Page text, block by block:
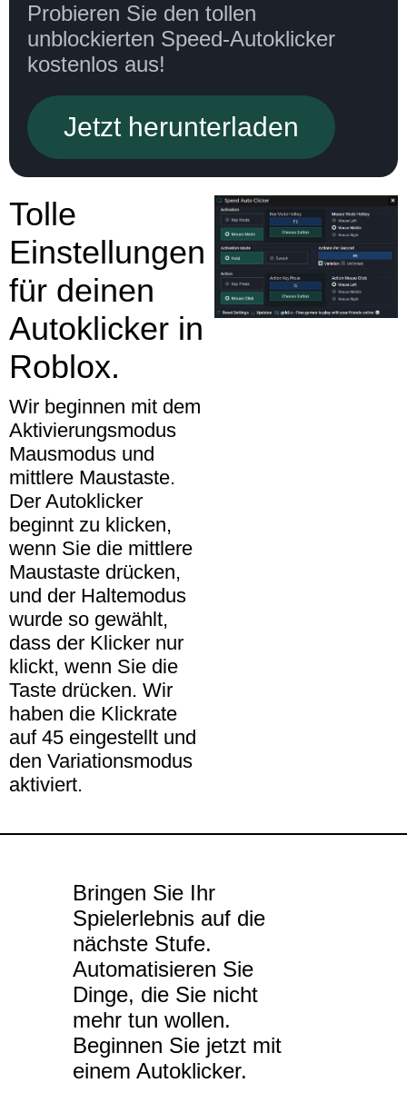
Probieren Sie den tollen
unblockierten Speed-Autoklicker
kostenlos aus!
Jetzt herunterladen
Tolle
Einstellungen
für deinen
Autoklicker in
Roblox.
Wir beginnen mit dem
Aktivierungsmodus
Mausmodus und
mittlere Maustaste.
Der Autoklicker
beginnt zu klicken,
wenn Sie die mittlere
Maustaste drücken,
und der Haltemodus
wurde so gewählt,
dass der Klicker nur
klickt, wenn Sie die
Taste drücken. Wir
haben die Klickrate
auf 45 eingestellt und
den Variationsmodus
aktiviert.
Bringen Sie Ihr
Spielerlebnis auf die
nächste Stufe.
Automatisieren Sie
Dinge, die Sie nicht
mehr tun wollen.
Beginnen Sie jetzt mit
einem Autoklicker.